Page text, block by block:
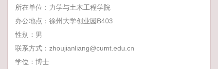
所在单位：力学与土木工程学院
办公地点：徐州大学创业园B403
性别：男
联系方式：zhoujianliang@cumt.edu.cn
学位：博士